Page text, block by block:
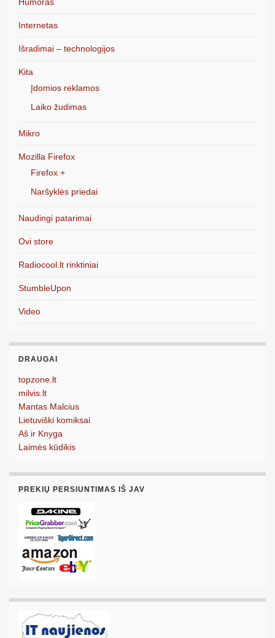
Internetas
Išradimai – technologijos
Kita
Įdomios reklamos
Laiko žudimas
Mikro
Mozilla Firefox
Firefox +
Naršyklės priedai
Naudingi patarimai
Ovi store
Radiocool.lt rinktiniai
StumbleUpon
Video
DRAUGAI
topzone.lt
milvis.lt
Mantas Malcius
Lietuviški komiksai
Aš ir Knyga
Laimės kūdikis
PREKIŲ PERSIUNTIMAS IŠ JAV